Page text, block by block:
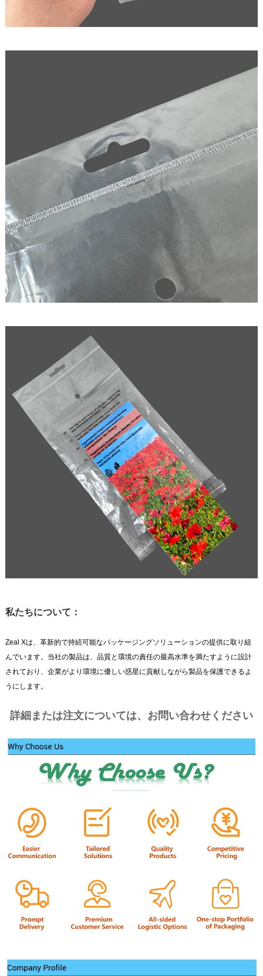
私たちについて：
Zeal Xは、革新的で持続可能なパッケージングソリューションの提供に取り組
んでいます。当社の製品は、品質と環境の責任の最高水準を満たすように設計
されており、企業がより環境に優しい惑星に貢献しながら製品を保護できるよ
うにします。
詳細または注文については、お問い合わせください